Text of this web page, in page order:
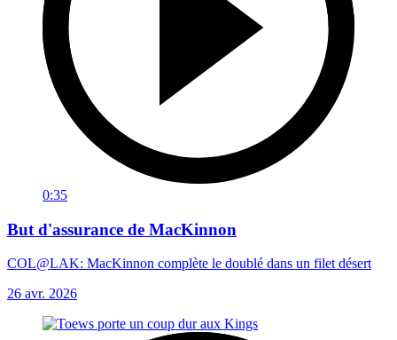
0:35
But d'assurance de MacKinnon
COL@LAK: MacKinnon complète le doublé dans un filet désert
26 avr. 2026